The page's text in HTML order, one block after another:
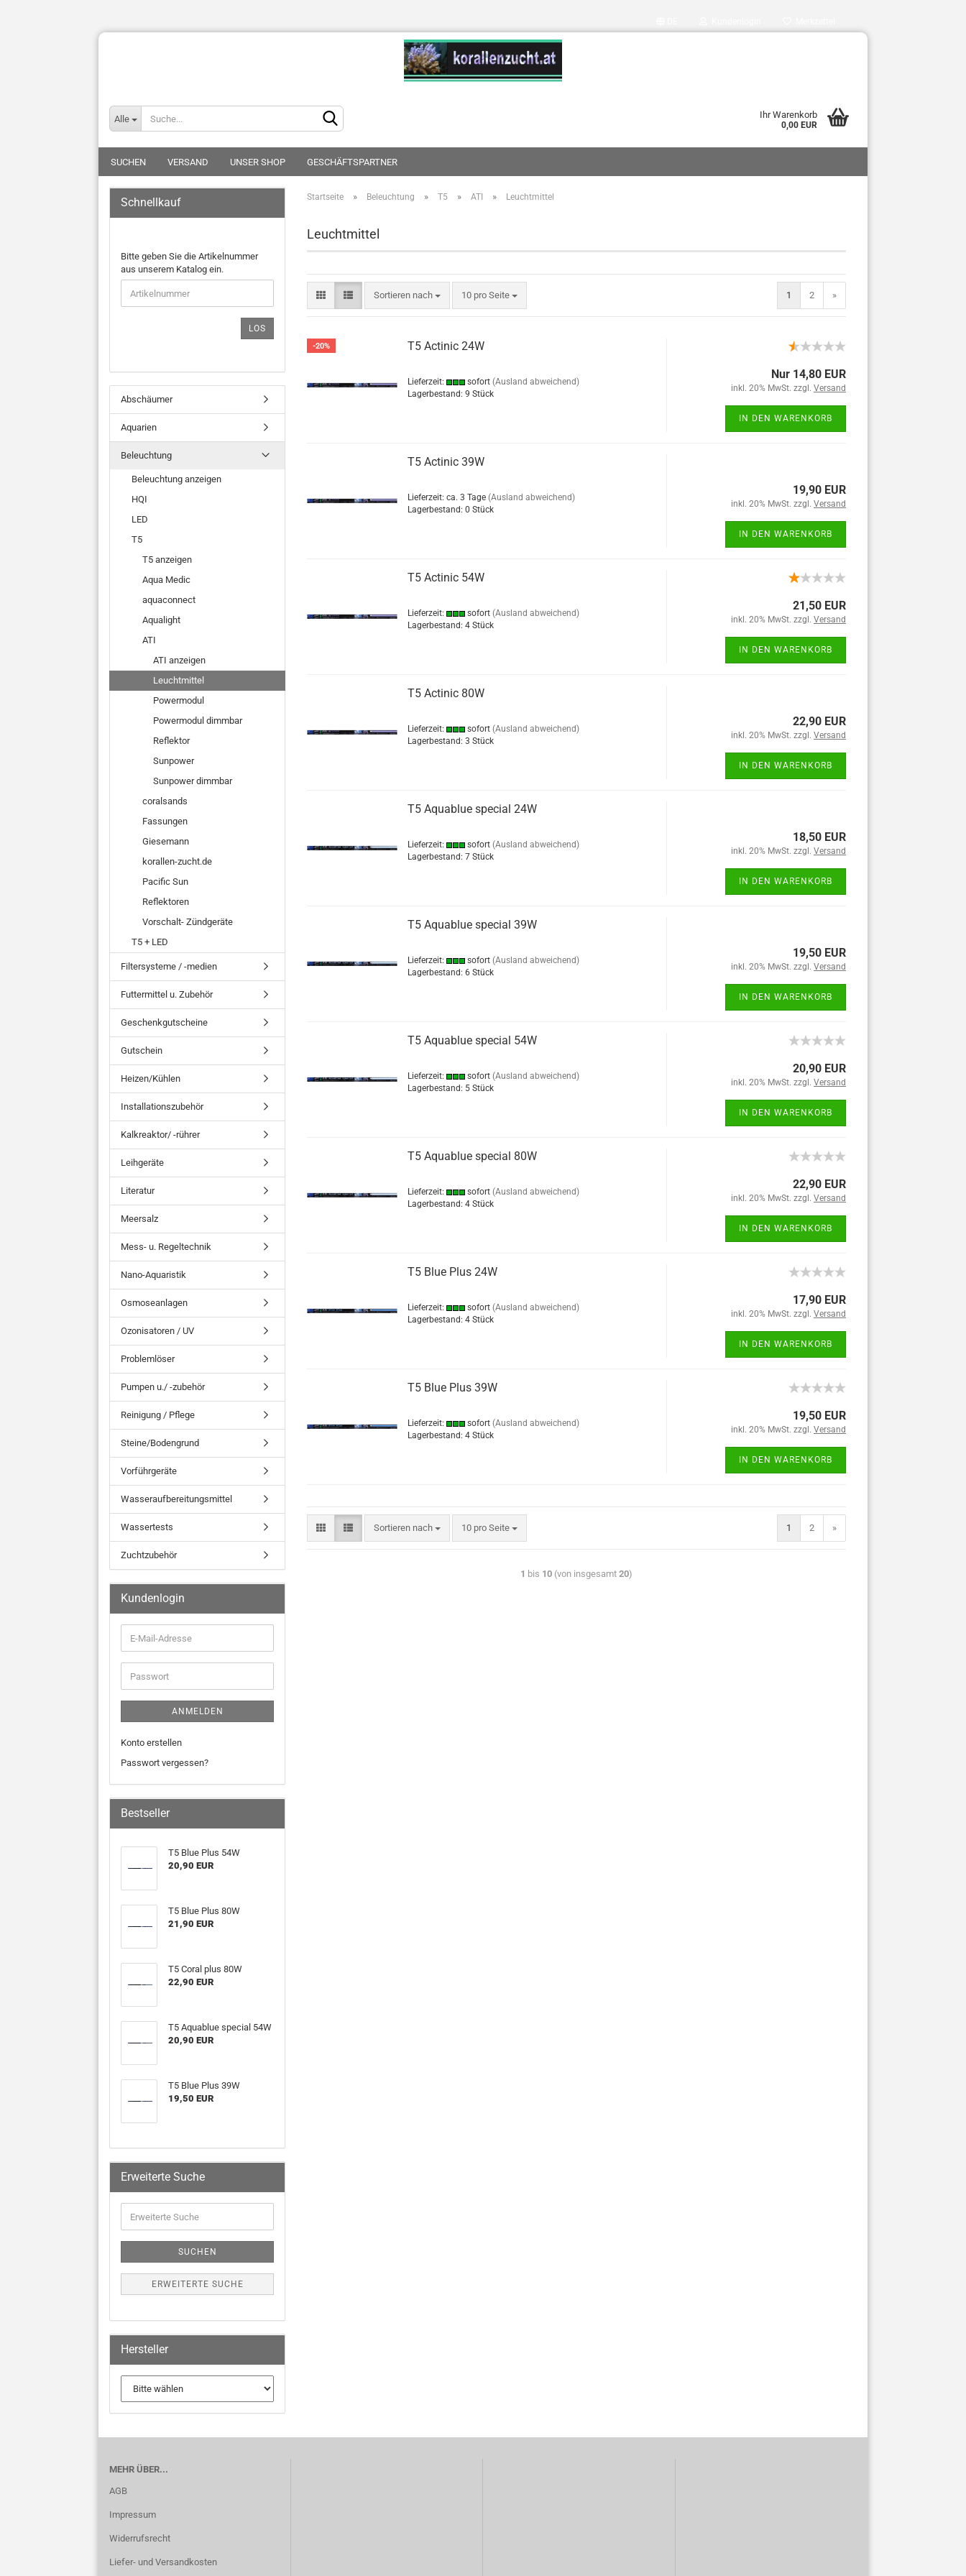
Sprache auswählen
Alle Ihr Warenkorb
0,00 EUR
SUCHEN VERSAND UNSER SHOP GESCHÄFTSPARTNER
Startseite » Beleuchtung » T5 » ATI » Leuchtmittel
Leuchtmittel
Sortieren nach 10 pro Seite 1 2 »
-20% T5 Actinic 24W
Lieferzeit: sofort (Ausland abweichend)
Lagerbestand: 9 Stück
Nur 14,80 EUR
inkl. 20% MwSt. zzgl. Versand
IN DEN WARENKORB
T5 Actinic 39W
Lieferzeit: ca. 3 Tage (Ausland abweichend)
Lagerbestand: 0 Stück
19,90 EUR
inkl. 20% MwSt. zzgl. Versand
IN DEN WARENKORB
T5 Actinic 54W
Lieferzeit: sofort (Ausland abweichend)
Lagerbestand: 4 Stück
21,50 EUR
inkl. 20% MwSt. zzgl. Versand
IN DEN WARENKORB
T5 Actinic 80W
Lieferzeit: sofort (Ausland abweichend)
Lagerbestand: 3 Stück
22,90 EUR
inkl. 20% MwSt. zzgl. Versand
IN DEN WARENKORB
T5 Aquablue special 24W
Lieferzeit: sofort (Ausland abweichend)
Lagerbestand: 7 Stück
18,50 EUR
inkl. 20% MwSt. zzgl. Versand
IN DEN WARENKORB
T5 Aquablue special 39W
Lieferzeit: sofort (Ausland abweichend)
Lagerbestand: 6 Stück
19,50 EUR
inkl. 20% MwSt. zzgl. Versand
IN DEN WARENKORB
T5 Aquablue special 54W
Lieferzeit: sofort (Ausland abweichend)
Lagerbestand: 5 Stück
20,90 EUR
inkl. 20% MwSt. zzgl. Versand
IN DEN WARENKORB
T5 Aquablue special 80W
Lieferzeit: sofort (Ausland abweichend)
Lagerbestand: 4 Stück
22,90 EUR
inkl. 20% MwSt. zzgl. Versand
IN DEN WARENKORB
T5 Blue Plus 24W
Lieferzeit: sofort (Ausland abweichend)
Lagerbestand: 4 Stück
17,90 EUR
inkl. 20% MwSt. zzgl. Versand
IN DEN WARENKORB
T5 Blue Plus 39W
Lieferzeit: sofort (Ausland abweichend)
Lagerbestand: 4 Stück
19,50 EUR
inkl. 20% MwSt. zzgl. Versand
IN DEN WARENKORB
Sortieren nach 10 pro Seite 1 2 »
1 bis 10 (von insgesamt 20)
Schnellkauf
Bitte geben Sie die Artikelnummer
aus unserem Katalog ein.
LOS
Abschäumer
Aquarien
Beleuchtung
Beleuchtung anzeigen
HQI
LED
T5
T5 anzeigen
Aqua Medic
aquaconnect
Aqualight
ATI
ATI anzeigen
Leuchtmittel
Powermodul
Powermodul dimmbar
Reflektor
Sunpower
Sunpower dimmbar
coralsands
Fassungen
Giesemann
korallen-zucht.de
Pacific Sun
Reflektoren
Vorschalt- Zündgeräte
T5 + LED
Filtersysteme / -medien
Futtermittel u. Zubehör
Geschenkgutscheine
Gutschein
Heizen/Kühlen
Installationszubehör
Kalkreaktor/ -rührer
Leihgeräte
Literatur
Meersalz
Mess- u. Regeltechnik
Nano-Aquaristik
Osmoseanlagen
Ozonisatoren / UV
Problemlöser
Pumpen u./ -zubehör
Reinigung / Pflege
Steine/Bodengrund
Vorführgeräte
Wasseraufbereitungsmittel
Wassertests
Zuchtzubehör
Kundenlogin
ANMELDEN
Konto erstellen
Passwort vergessen?
Bestseller
T5 Blue Plus 54W
20,90 EUR
T5 Blue Plus 80W
21,90 EUR
T5 Coral plus 80W
22,90 EUR
T5 Aquablue special 54W
20,90 EUR
T5 Blue Plus 39W
19,50 EUR
Erweiterte Suche
SUCHEN
ERWEITERTE SUCHE
Hersteller
MEHR ÜBER...
AGB
Impressum
Widerrufsrecht
Liefer- und Versandkosten